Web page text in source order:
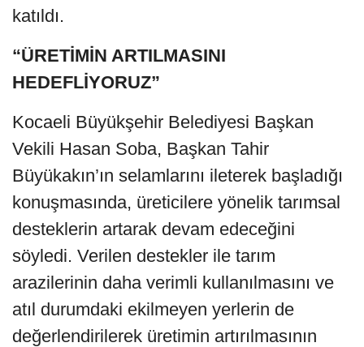
katıldı.
“ÜRETİMİN ARTILMASINI
HEDEFLİYORUZ”
Kocaeli Büyükşehir Belediyesi Başkan
Vekili Hasan Soba, Başkan Tahir
Büyükakın’ın selamlarını ileterek başladığı
konuşmasında, üreticilere yönelik tarımsal
desteklerin artarak devam edeceğini
söyledi. Verilen destekler ile tarım
arazilerinin daha verimli kullanılmasını ve
atıl durumdaki ekilmeyen yerlerin de
değerlendirilerek üretimin artırılmasının